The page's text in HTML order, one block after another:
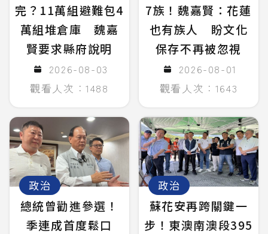
完？11萬組避難包4
萬組堆倉庫 魏嘉
賢要求縣府說明
2026-08-03
觀看人次：1488
7族！魏嘉賢：花蓮
也有族人 盼文化
保存不再被忽視
2026-08-01
觀看人次：1643
政治
總統曾勸進參選！
季連成首度鬆口
政治
蘇花安再跨關鍵一
步！東澳南澳段395